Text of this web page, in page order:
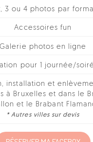
fun
photos en ligne
1 journée/soirée
et enlèvement par
et dans le Brabant
le Brabant Flamand
MA FACEBOX